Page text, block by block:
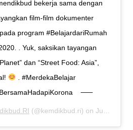
bekerja sama dengan
film-film dokumenter
program #BelajardariRumah
. Yuk, saksikan tayangan
dan “Street Food: Asia”,
. #MerdekaBelajar
(@kemdikbud.ri) on Jun 17, 2020 at 2:02am PDT